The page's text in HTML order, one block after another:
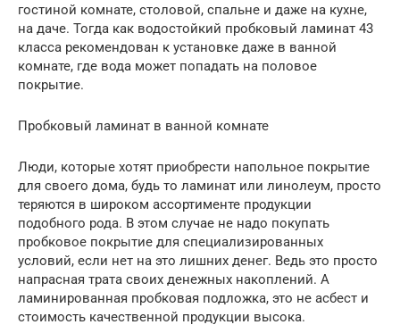
гостиной комнате, столовой, спальне и даже на кухне,
на даче. Тогда как водостойкий пробковый ламинат 43
класса рекомендован к установке даже в ванной
комнате, где вода может попадать на половое
покрытие.
Пробковый ламинат в ванной комнате
Люди, которые хотят приобрести напольное покрытие
для своего дома, будь то ламинат или линолеум, просто
теряются в широком ассортименте продукции
подобного рода. В этом случае не надо покупать
пробковое покрытие для специализированных
условий, если нет на это лишних денег. Ведь это просто
напрасная трата своих денежных накоплений. А
ламинированная пробковая подложка, это не асбест и
стоимость качественной продукции высока.